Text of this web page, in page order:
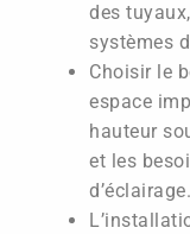
des
systèmes
Choisir le
espace
hauteur
et les
d’éclairage.